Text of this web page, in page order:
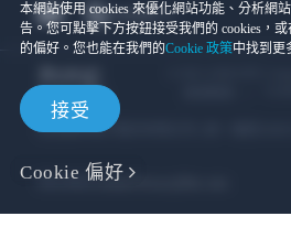
本網站使用 cookies 來優化網站功能、分析網
告。您可點擊下方按鈕接受我們的 cookies，
的偏好。您也能在我們的Cookie 政策中找到更
接受
Cookie 偏好
宏達國際電子股份有限公司 | 統一編號
隱私聯絡:Global-Privacy@htc.com